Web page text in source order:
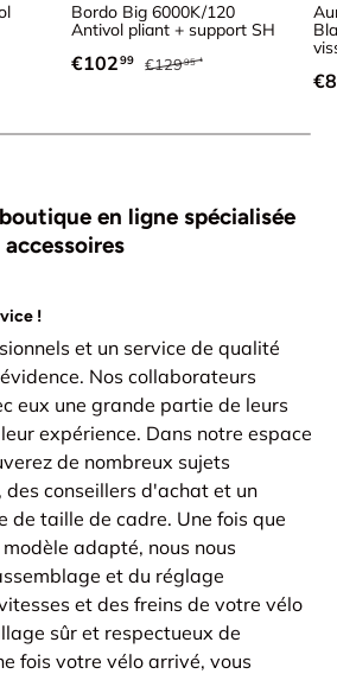
Bordo Big 6000K/120
Antivol pliant + support SH
Prix soldé
€10299 Prix habituel
€12995
en ligne spécialisée
!
et un service de qualité
Nos collaborateurs
eux une grande partie de leurs
expérience. Dans notre espace
de nombreux sujets
des conseillers d'achat et un
de taille de cadre. Une fois que
adapté, nous nous
et du réglage
et des freins de votre vélo
sûr et respectueux de
fois votre vélo arrivé, vous